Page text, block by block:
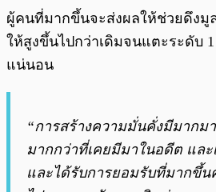
ผู้คนที่มากขึ้นจะส่งผลให้ช่วยดึงมู
ให้สูงขึ้นไปกว่าเดิมจนแตะระดับ
แน่นอน
“การสร้างความมั่นคั่งมีมากม
มากกว่าที่เคยมีมาในอดีต และ
และได้รับการยอมรับที่มากขึ้น